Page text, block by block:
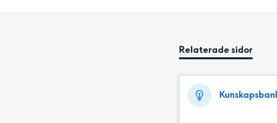
Relaterade sidor